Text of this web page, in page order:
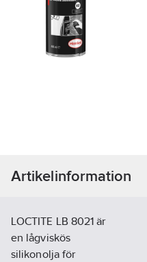
Artikelinformation
LOCTITE LB 8021 är
en lågviskös
silikonolja för